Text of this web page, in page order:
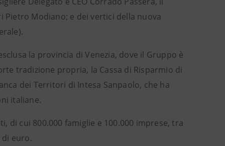
Pietro Modiano; e dei vertici della nuova
la provincia di Venezia, dove il Gruppo è
tradizione propria, la Cassa di Risparmio di
dei Territori di Intesa Sanpaolo, che ha
italiane.
di cui 800.000 famiglie e 100.000 imprese, tra
euro.